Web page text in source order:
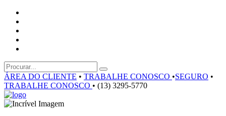
ÁREA DO CLIENTE • TRABALHE CONOSCO •SEGURO •
TRABALHE CONOSCO • (13) 3295-5770